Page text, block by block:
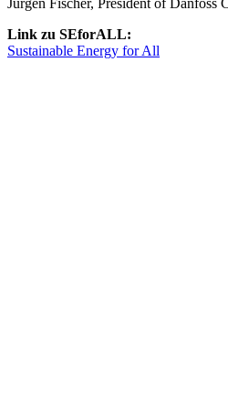
Link zu SEforALL:
Sustainable Energy for All